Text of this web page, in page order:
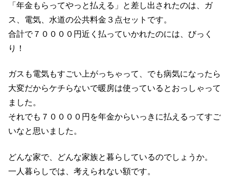
「年金もらってやっと払える」と差し出されたのは、ガ
ス、電気、水道の公共料金３点セットです。
合計で７００００円近く払っていかれたのには、びっく
り！
ガスも電気もすごい上がっちゃって、でも病気になったら
大変だからケチらないで暖房は使っているとおっしゃって
ました。
それでも７００００円を年金からいっきに払えるってすご
いなと思いました。
どんな家で、どんな家族と暮らしているのでしょうか。
一人暮らしでは、考えられない額です。